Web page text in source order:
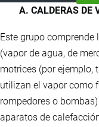
A. CALDERAS DE
Este grupo
(vapor de agua, de
motrices (por ejemplo,
utilizan el vapor como
rompedores o
aparatos de